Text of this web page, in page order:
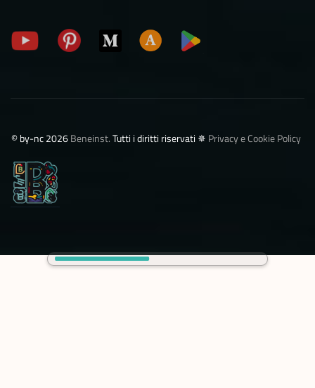
©️ by-nc 2026Beneinst.Tutti i diritti riservati ✵ Privacy e Cookie Policy